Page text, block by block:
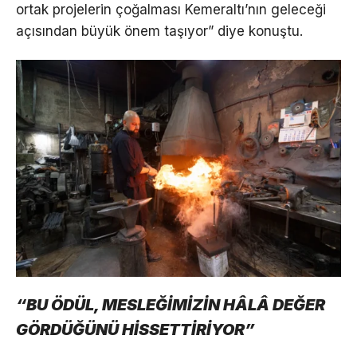
ortak projelerin çoğalması Kemeraltı’nın geleceği
açısından büyük önem taşıyor” diye konuştu.
“BU ÖDÜL, MESLEĞİMİZİN HÂLÂ DEĞER
GÖRDÜĞÜNÜ HİSSETTİRİYOR”